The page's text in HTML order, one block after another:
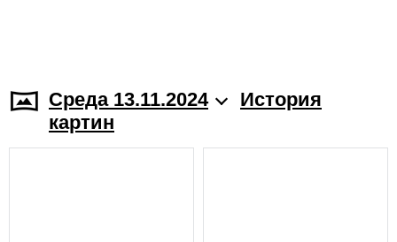
Среда 13.11.2024
История
картин